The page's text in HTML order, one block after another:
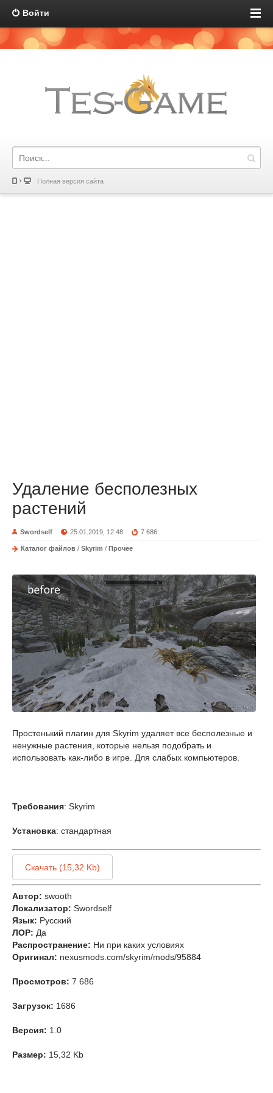
Войти
Полная версия сайта
Удаление бесполезных
растений
Swordself 25.01.2019, 12:48 7 686
Каталог файлов / Skyrim / Прочее
Простенький плагин для Skyrim удаляет все бесполезные и
ненужные растения, которые нельзя подобрать и
использовать как-либо в игре. Для слабых компьютеров.
Требования: Skyrim
Установка: стандартная
Скачать (15,32 Kb)
Автор: swooth
Локализатор: Swordself
Язык: Русский
ЛОР: Да
Распространение: Ни при каких условиях
Оригинал: nexusmods.com/skyrim/mods/95884
Просмотров: 7 686
Загрузок: 1686
Версия: 1.0
Размер: 15,32 Kb